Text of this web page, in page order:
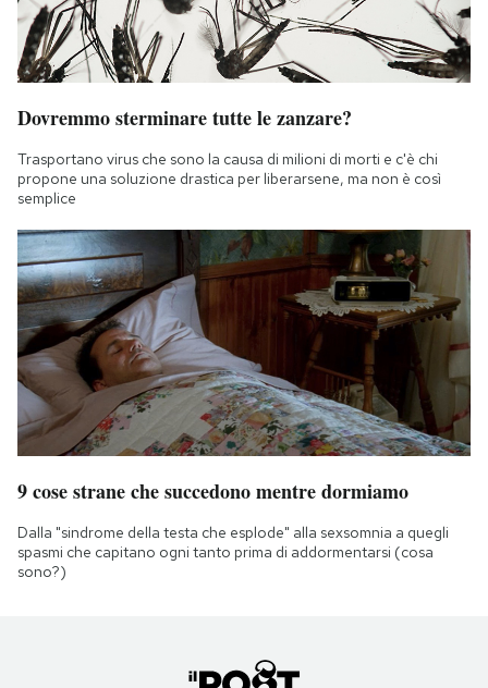
Dovremmo sterminare tutte le zanzare?
Trasportano virus che sono la causa di milioni di morti e c'è chi
propone una soluzione drastica per liberarsene, ma non è così
semplice
9 cose strane che succedono mentre dormiamo
Dalla "sindrome della testa che esplode" alla sexsomnia a quegli
spasmi che capitano ogni tanto prima di addormentarsi (cosa
sono?)